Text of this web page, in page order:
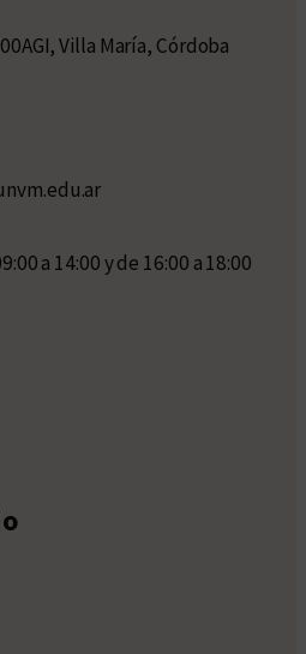
Villa María, Córdoba
a 14:00 y de 16:00 a 18:00